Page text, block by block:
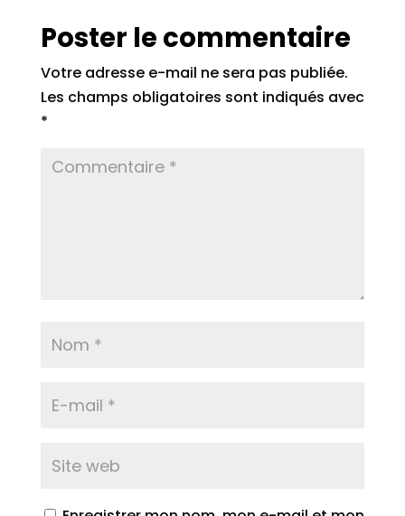
Poster le commentaire
Votre adresse e-mail ne sera pas publiée.
Les champs obligatoires sont indiqués avec
*